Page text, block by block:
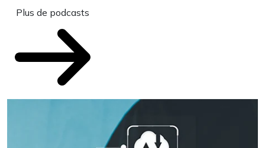
Plus de podcasts